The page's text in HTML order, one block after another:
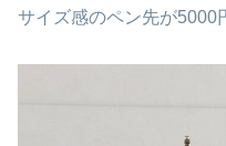
サイズ感のペン先が5000